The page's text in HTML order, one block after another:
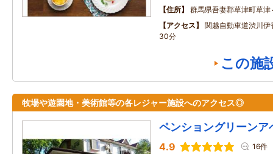
住所
群馬県吾妻郡草津町草
アクセス
関越自動車道渋川伊
30分
この施
牧場や遊園地・美術館等の各レジャー施設へのアクセス◎
ペンショングリーンア
4.9 16件